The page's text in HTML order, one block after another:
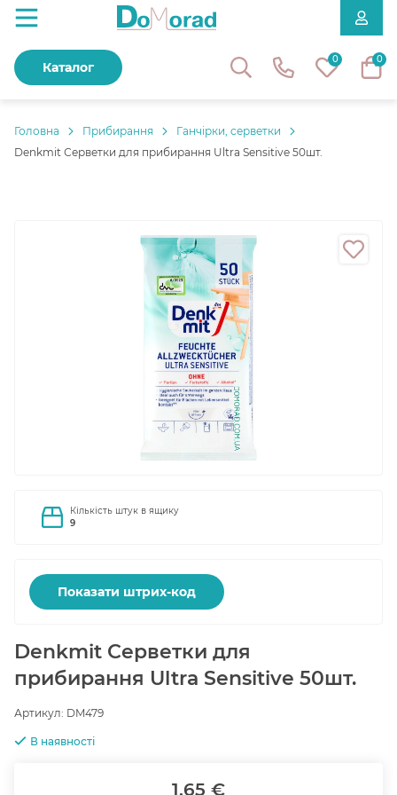
0 0
Каталог
Головнa Прибирання
Ганчірки, серветки
Denkmit Серветки для прибирання Ultra Sensitive 50шт.
Кількість штук в ящику
9
Показати штрих-код
Denkmit Серветки для
прибирання Ultra Sensitive 50шт.
Артикул: DM479
В наявності
1.65 €